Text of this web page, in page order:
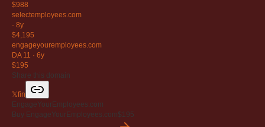
$988
selectemployees.com
· 8y
$4,195
engageyouremployees.com
DA 11 · 6y
$195
Share this domain
𝕏fin
EngageYourEmployees.com
Buy EngageYourEmployees.com$195